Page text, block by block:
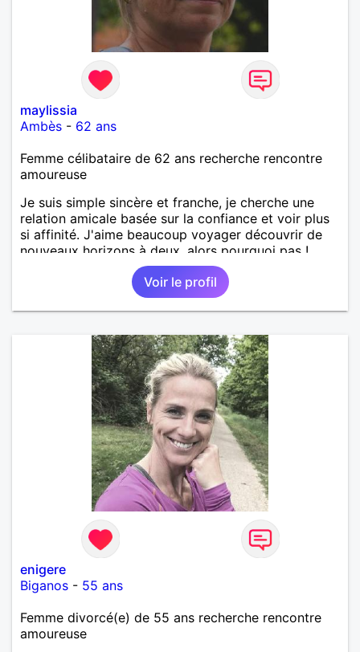
maylissia
Ambès - 62 ans
Femme célibataire de 62 ans recherche rencontre
amoureuse
Je suis simple sincère et franche, je cherche une
relation amicale basée sur la confiance et voir plus
si affinité. J'aime beaucoup voyager découvrir de
nouveaux horizons à deux, alors pourquoi pas !
Voir le profil
enigere
Biganos - 55 ans
Femme divorcé(e) de 55 ans recherche rencontre
amoureuse